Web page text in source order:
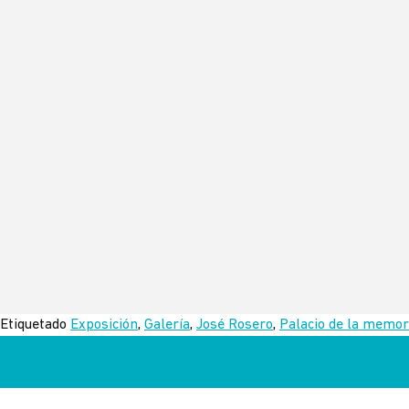
Etiquetado Exposición, Galería, José Rosero, Palacio de la